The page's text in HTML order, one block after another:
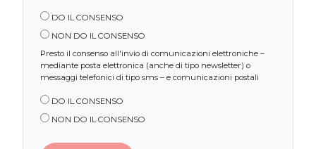
DO IL CONSENSO
NON DO IL CONSENSO
Presto il consenso all'invio di comunicazioni elettroniche –
mediante posta elettronica (anche di tipo newsletter) o
messaggi telefonici di tipo sms – e comunicazioni postali
DO IL CONSENSO
NON DO IL CONSENSO